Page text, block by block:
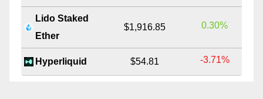
Lido Staked
Ether
$1,916.85 0.30%
Hyperliquid $54.81 -3.71%